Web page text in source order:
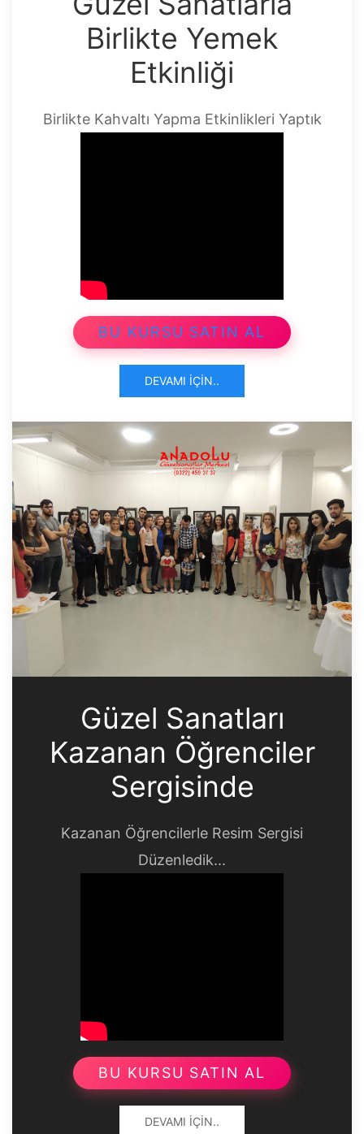
Birlikte Yemek
Etkinliği
Birlikte Kahvaltı Yapma Etkinlikleri Yaptık
BU KURSU SATIN AL
DEVAMI İÇIN..
Güzel Sanatları
Kazanan Öğrenciler
Sergisinde
Kazanan Öğrencilerle Resim Sergisi
Düzenledik...
BU KURSU SATIN AL
DEVAMI İÇIN..